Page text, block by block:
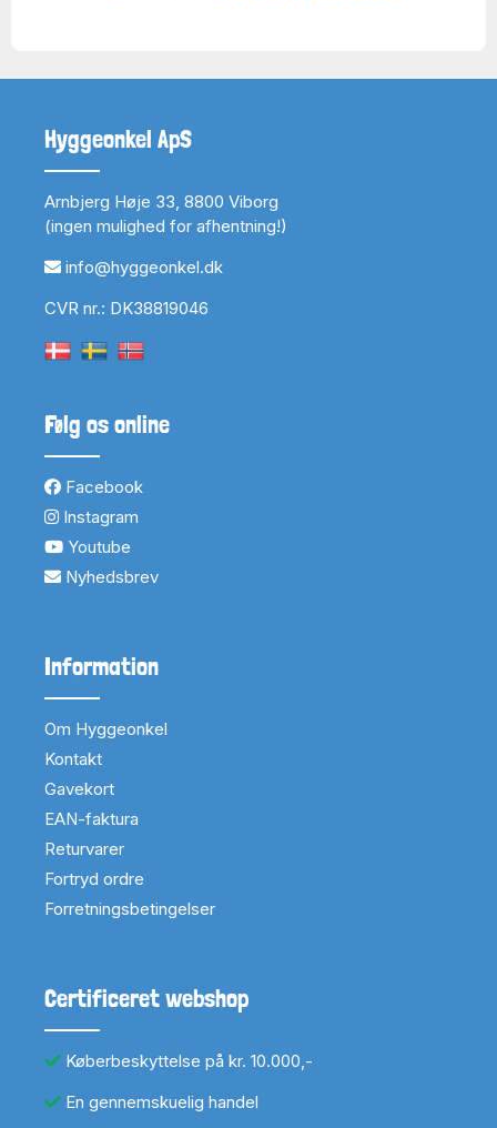
Hyggeonkel ApS
Arnbjerg Høje 33, 8800 Viborg
(ingen mulighed for afhentning!)
info@hyggeonkel.dk
CVR nr.: DK38819046
Følg os online
Facebook
Instagram
Youtube
Nyhedsbrev
Information
Om Hyggeonkel
Kontakt
Gavekort
EAN-faktura
Returvarer
Fortryd ordre
Forretningsbetingelser
Certificeret webshop
Køberbeskyttelse på kr. 10.000,-
En gennemskuelig handel